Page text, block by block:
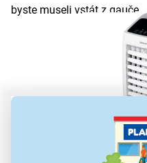
byste museli vstát z gauče.